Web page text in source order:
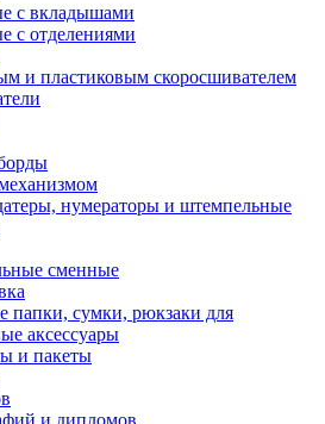
с вкладышами
с отделениями
и пластиковым скоросшивателем
нумераторы и штемпельные
сменные
папки, сумки, рюкзаки для
аксессуары
и пакеты
и дипломов